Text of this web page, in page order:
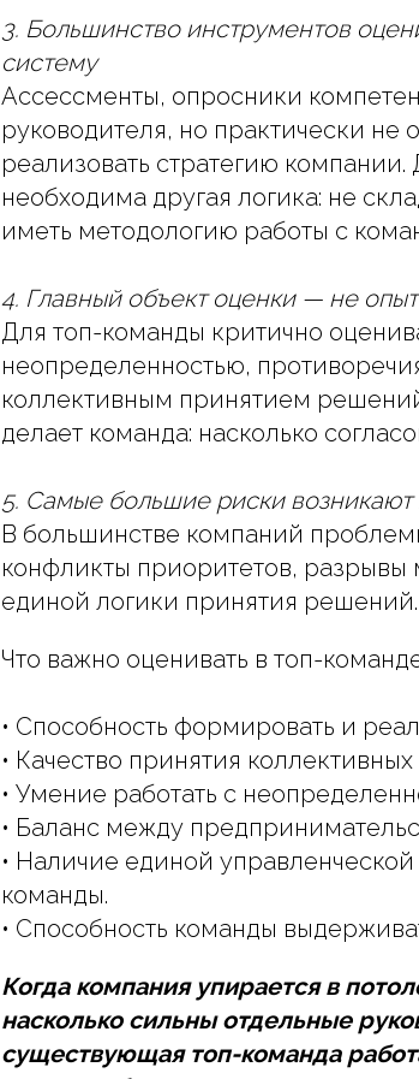
3. Большинство инструментов
систему
Ассессменты, опросники
руководителя, но практически не
реализовать стратегию компании.
необходима другая логика: не
иметь методологию работы с
4. Главный объект оценки — не
Для топ-команды критично
неопределенностью,
коллективным принятием
делает команда: насколько
5. Самые большие риски
В большинстве компаний
конфликты приоритетов,
единой логики принятия
Что важно оценивать в топ-
• Способность формировать и
• Качество принятия
• Умение работать с
• Баланс между
• Наличие единой
команды.
• Способность команды
Когда компания упирается в
насколько сильны отдельные
существующая топ-команда